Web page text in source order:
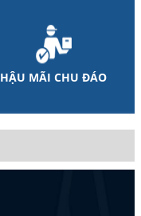
HẬU MÃI CHU ĐÁO